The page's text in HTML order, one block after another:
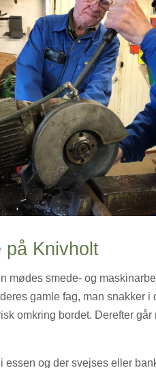
på Knivholt
mødes smede- og
gamle fag, man snakker
omkring bordet. Derefter
essen og der svejses eller